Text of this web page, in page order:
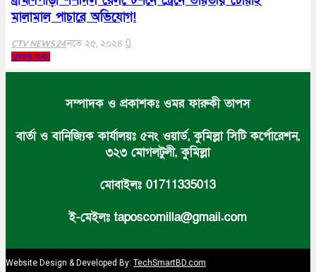
মালামাল পাচারে অভিযোগ!
CTV NEWS 24নভে ২৫, ২০২৪ 0
অন্যান্য সংবাদ
সম্পাদক ও প্রকাশকঃ ওমর ফারুকী তাপস
বার্তা ও বানিজ্যিক কার্যালয়ঃ ৫নং ওয়ার্ড, কুমিল্লা সিটি কর্পোরেশন,
৩২৩ মোগলটুলী, কুমিল্লা
মোবাইলঃ 01711335013
ই-মেইলঃ taposcomilla@gmail.com
Website Design & Developed By: TechSmartBD.com